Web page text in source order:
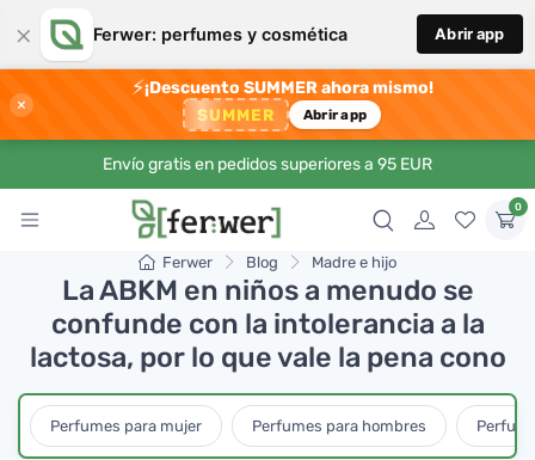
× Ferwer: perfumes y cosmética Abrir app
×
⚡¡Descuento SUMMER ahora mismo!
SUMMER Abrir app
Envío gratis en pedidos superiores a 95 EUR
0
Ferwer Blog Madre e hijo
La ABKM en niños a menudo se
confunde con la intolerancia a la
lactosa, por lo que vale la pena cono
Perfumes para mujer Perfumes para hombres